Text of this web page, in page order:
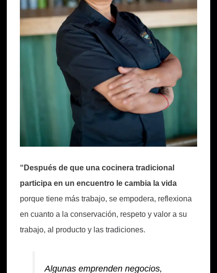
“Después de que una cocinera tradicional
participa en un encuentro le cambia la vida
porque tiene más trabajo, se empodera, reflexiona
en cuanto a la conservación, respeto y valor a su
trabajo, al producto y las tradiciones.
Algunas emprenden negocios,